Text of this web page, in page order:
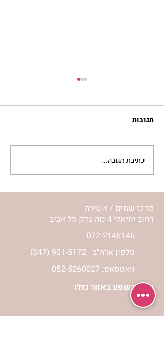
וידאוקליפ ‘אלול’ – נועה בן
אלכסנדר
תגובות
כתיבת תגובה...
מרכז שמים / אשירה
רחוב יחיאלי 4 נוה צדק תל אביב
072-2146146
(347) 901-5172 טלפון ארה"ב
וואטסאפ: 052-5260027
חניה בשפע באזור כולו
הרשמי לעדכונים